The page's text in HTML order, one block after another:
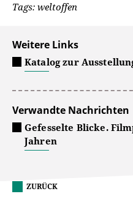
Tags: weltoffen
Weitere Links
Katalog zur
Verwandte Nachrichten
Gefesselte Blicke.
Jahren
ZURÜCK